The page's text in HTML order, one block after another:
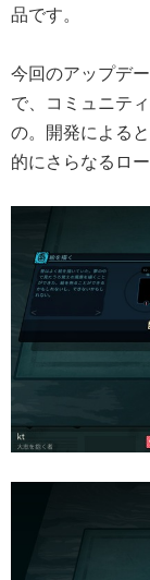
品です。
今回のアップデ
で、コミュニテ
の。開発による
的にさらなるロ